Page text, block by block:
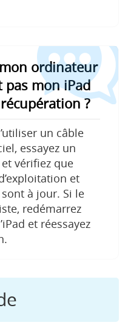
ordinateur
pas mon iPad
?
un câble
essayez un
vérifiez que
et
sont à jour. Si le
redémarrez
et réessayez